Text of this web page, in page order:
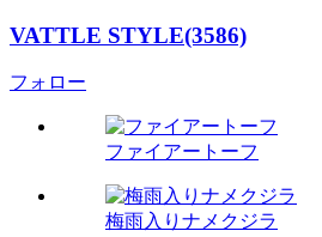
VATTLE STYLE(3586)
フォロー
ファイアートーフ
梅雨入りナメクジラ